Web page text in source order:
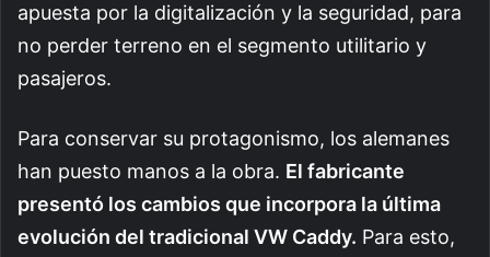
apuesta por la digitalización y la seguridad, para
no perder terreno en el segmento utilitario y
pasajeros.
Para conservar su protagonismo, los alemanes
han puesto manos a la obra. El fabricante
presentó los cambios que incorpora la última
evolución del tradicional VW Caddy. Para esto,